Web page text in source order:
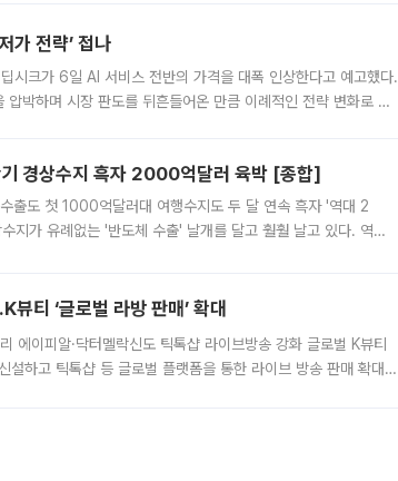
가 전략’ 접나
시크가 6일 AI 서비스 전반의 가격을 대폭 인상한다고 예고했다.
압박하며 시장 판도를 뒤흔들어온 만큼 이례적인 전략 변화로 평
경상수지 흑자 2000억달러 육박 [종합]
도 첫 1000억달러대 여행수지도 두 달 연속 흑자 '역대 2
지가 유례없는 '반도체 수출' 날개를 달고 훨훨 날고 있다. 역대
티 ‘글로벌 라방 판매’ 확대
에이피알·닥터멜락신도 틱톡샵 라이브방송 강화 글로벌 K뷰티
설하고 틱톡샵 등 글로벌 플랫폼을 통한 라이브 방송 판매 확대에